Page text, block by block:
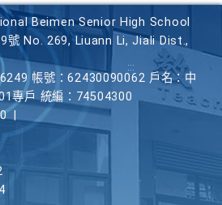
Beimen Senior High School
號 No. 269, Liuann Li, Jiali Dist.,
帳號：62430090062 戶名：中
專戶 統編：74504300